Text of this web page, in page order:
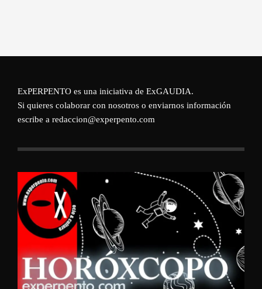
ExPERPENTO es una iniciativa de ExGAUDIA.
Si quieres colaborar con nosotros o enviarnos información
escribe a redaccion@experpento.com